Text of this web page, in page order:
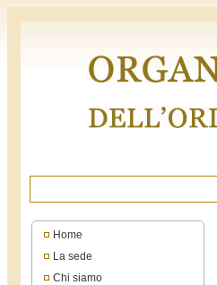
Home
La sede
Chi siamo